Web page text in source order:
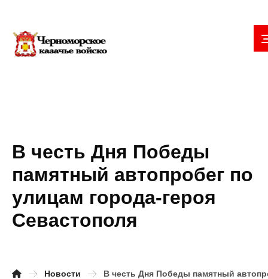
В честь Дня Победы
памятный автопробег по
улицам города-героя
Севастополя
Новости
В честь Дня Победы памятный